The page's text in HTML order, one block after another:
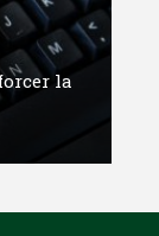
la